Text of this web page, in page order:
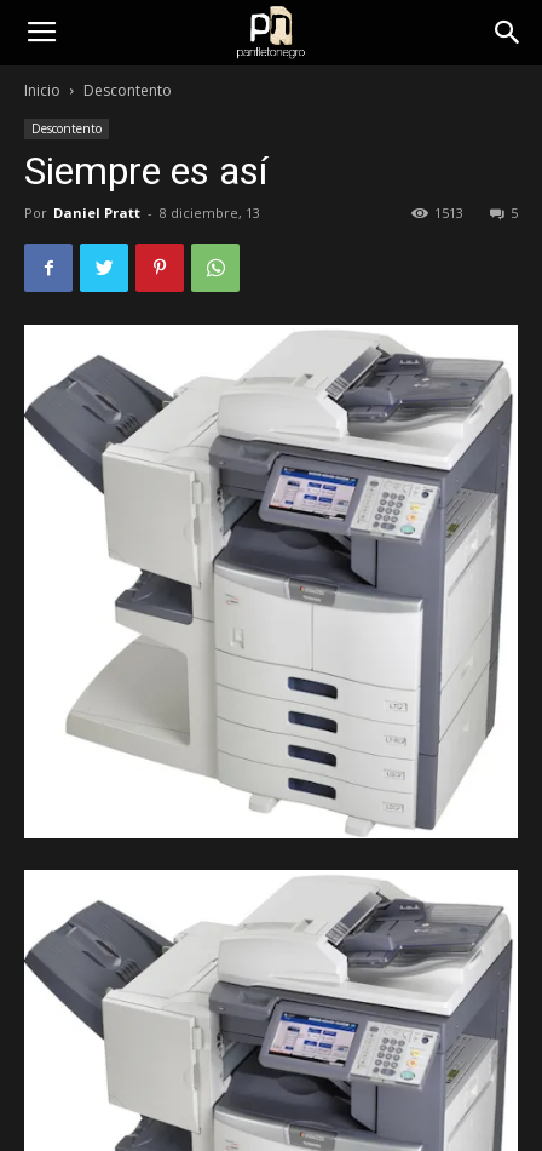
panfletonegro
Inicio Descontento
Descontento
Siempre es así
Por Daniel Pratt - 8 diciembre, 13 5
1513